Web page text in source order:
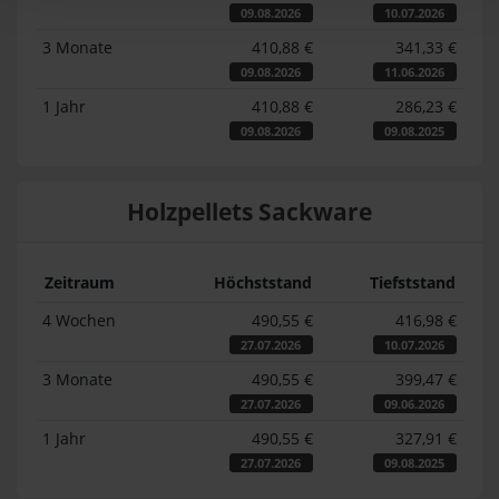
09.08.2026 10.07.2026
3 Monate 410,88 €
09.08.2026
341,33 €
11.06.2026
1 Jahr 410,88 €
09.08.2026
286,23 €
09.08.2025
Holzpellets Sackware
Zeitraum Höchststand
Tiefststand
4 Wochen
490,55 €
27.07.2026
416,98 €
10.07.2026
3 Monate 490,55 €
27.07.2026
399,47 €
09.06.2026
1 Jahr 490,55 €
27.07.2026
327,91 €
09.08.2025